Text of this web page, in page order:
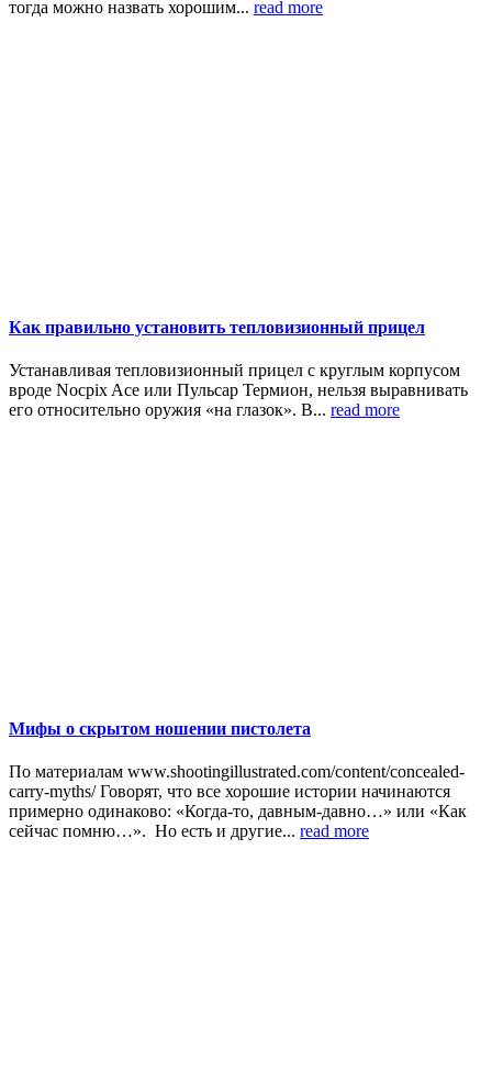
тогда можно назвать хорошим... read more
Как правильно установить тепловизионный прицел
Устанавливая тепловизионный прицел с круглым корпусом
вроде Nocpix Ace или Пульсар Термион, нельзя выравнивать
его относительно оружия «на глазок». В... read more
Мифы о скрытом ношении пистолета
По материалам www.shootingillustrated.com/content/concealed-
carry-myths/ Говорят, что все хорошие истории начинаются
примерно одинаково: «Когда-то, давным-давно…» или «Как
сейчас помню…». Но есть и другие... read more